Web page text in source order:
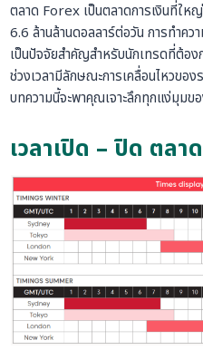
ตลาด Forex เป็นตลาดการเงินที่ให
6.6 ล้านล้านดอลลาร์ต่อวัน การทำคว
เป็นปัจจัยสำคัญสำหรับนักเทรดที่ต้อง
ช่วงเวลามีลักษณะการเคลื่อนไหวขอ
บทความนี้จะพาคุณเจาะลึกทุกแง่มุมข
เวลาเปิด – ปิด ตลา